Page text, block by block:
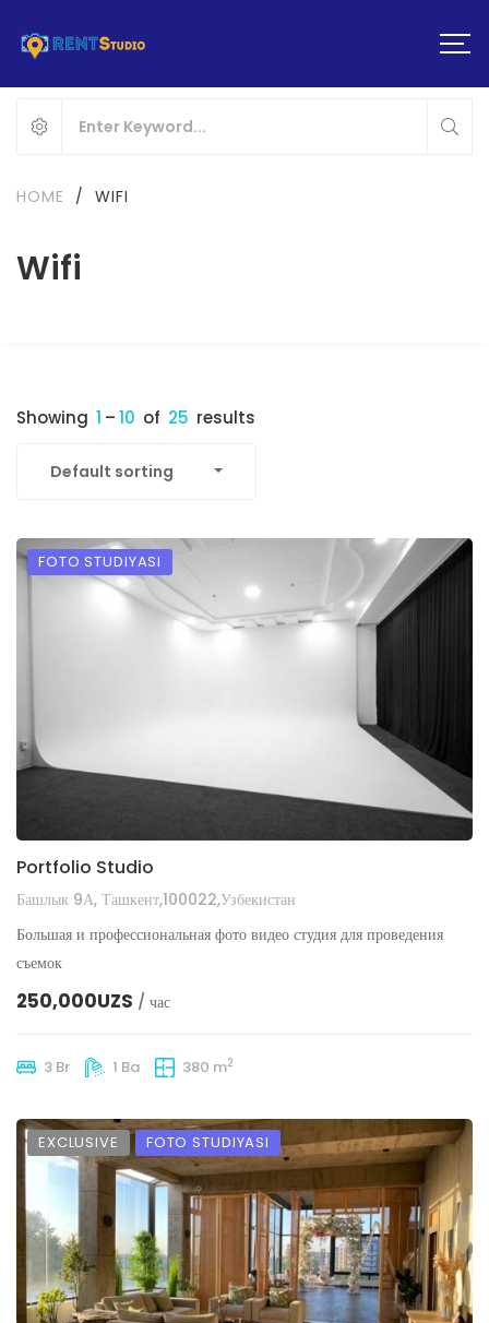
Wifi
HOME / WIFI
Showing 1 –10 of 25 results
Default sorting
FOTO STUDIYASI
Portfolio Studio
Башлык 9А, Ташкент,100022,Узбекистан
Большая и профессиональная фото видео студия для проведения
съемок
250,000UZS / час
3 Br 1 Ba 380 m2
EXCLUSIVE FOTO STUDIYASI